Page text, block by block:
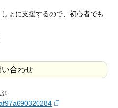
ょに支援するので、初心者でも
い合わせ